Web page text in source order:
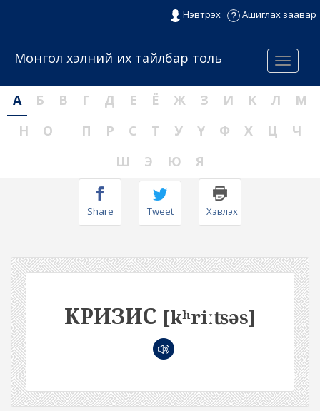
Нэвтрэх Ашиглах заавар
Menu
Монгол хэлний их тайлбар толь
А Б В Г Д Е Ё Ж З И К Л
М
Н
О П Р С Т У Ү Ф Х Ц
Ч
Ш
Э Ю Я
Share Tweet Хэвлэх
КРИЗИС [kʰriːʦəs]